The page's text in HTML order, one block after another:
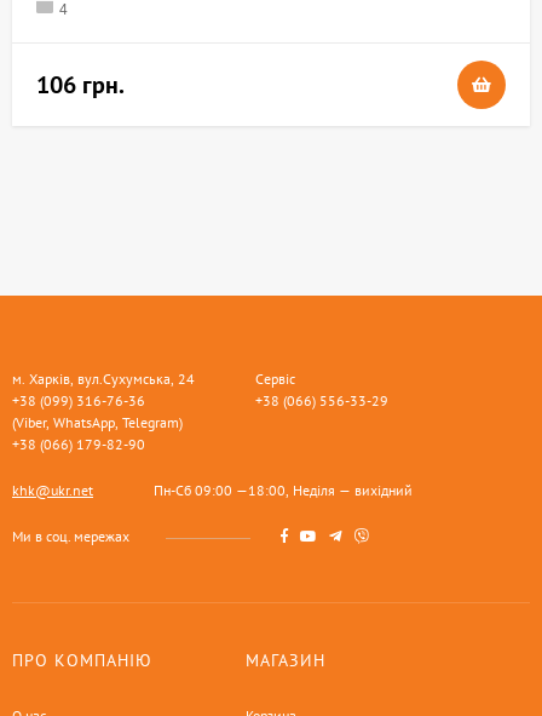
4
106 грн.
м. Харків, вул.Сухумська, 24
+38 (099) 316-76-36
(Viber, WhatsApp, Telegram)
+38 (066) 179-82-90
Сервіс
+38 (066) 556-33-29
khk@ukr.net Пн-Сб 09:00 —18:00, Неділя — вихідний
Ми в соц. мережах
ПРО КОМПАНІЮ МАГАЗИН